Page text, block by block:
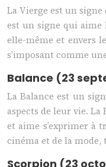
La Vierge est un
est un signe qui aime
elle-même et envers
s’imposant comme
Balance (23
La Balance est un
aspects de leur vie.
et aime s’exprimer à
cinéma et de la
Scorpion (23